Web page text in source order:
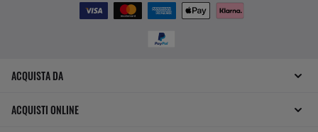
ACQUISTA DA
ACQUISTI ONLINE